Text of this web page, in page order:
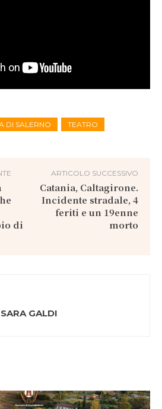
DI SALERNO TEATRO
di
ARTICOLO SUCCESSIVO
Catania, Caltagirone.
Incidente stradale, 4
feriti e un 19enne
morto
SARA GALDI